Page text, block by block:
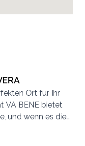
Ort für Ihr
VA BENE bietet
und wenn es die
und
reichen bis